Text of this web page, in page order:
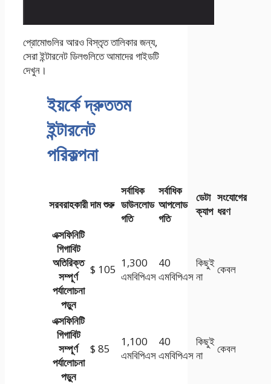
প্রোমোগুলির আরও বিস্তৃত তালিকার জন্য,
সেরা ইন্টারনেট ডিলগুলিতে আমাদের গাইডটি
দেখুন।
ইয়র্কে দ্রুততম
ইন্টারনেট
পরিকল্পনা
সরবরাহকারীদাম শুরু
সর্বাধিক
ডাউনলোড
গতি
সর্বাধিক
আপলোড
গতি
ডেটা
ক্যাপ
সংযোগের
ধরণ
এক্সফিনিটি
গিগাবিট
অতিরিক্ত
সম্পূর্ণ
পর্যালোচনা
পড়ুন
$ 105 1,300
এমবিপিএস
40
এমবিপিএস
কিছুই
না
কেবল
এক্সফিনিটি
গিগাবিট
সম্পূর্ণ
পর্যালোচনা
পড়ুন
$ 85
1,100
এমবিপিএস
40
এমবিপিএস
কিছুই
না
কেবল